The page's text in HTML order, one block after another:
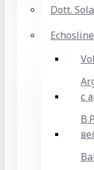
Dott.
Echosline
с